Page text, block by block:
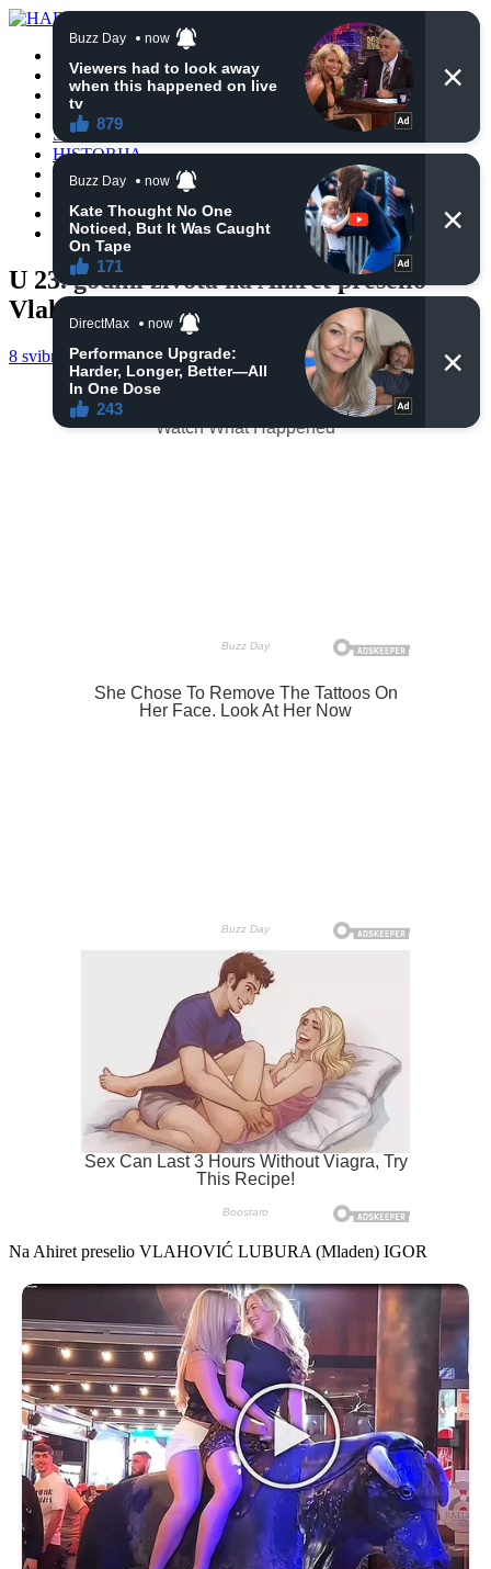
VIJESTI
BIH
TURSKA
SVIJET
HISTORIJA
RELIGIJA
ZANIMLJIVOSTI
CRNA HRONIKA
OBAVIJESTI
U 23. godini života na Ahiret preselio
Vlahović Lubura (Mladen) Igor
8 svibnja, 2025 haberhana POČETNA
Na Ahiret preselio VLAHOVIĆ LUBURA (Mladen) IGOR